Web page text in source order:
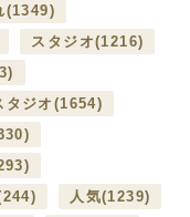
(1349)
スタジオ(1216)
タジオ(1654)
人気(1239)